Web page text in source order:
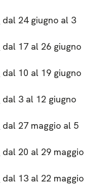
dal 24 giugno al 3
dal 17 al 26 giugno
dal 10 al 19 giugno
dal 3 al 12 giugno
dal 27 maggio al 5
dal 20 al 29 maggio
dal 13 al 22 maggio